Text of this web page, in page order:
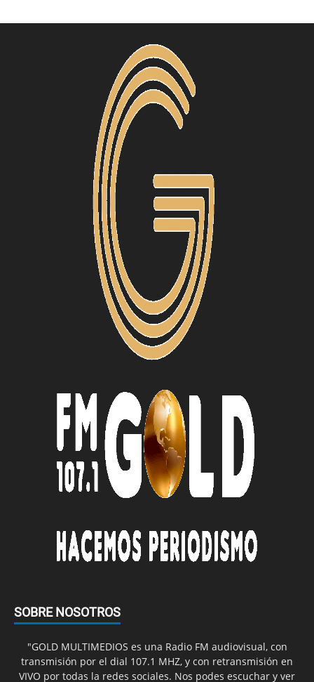
SOBRE NOSOTROS
"GOLD MULTIMEDIOS es una Radio FM audiovisual, con
transmisión por el dial 107.1 MHZ, y con retransmisión en
VIVO por todas la redes sociales. Nos podes escuchar y ver